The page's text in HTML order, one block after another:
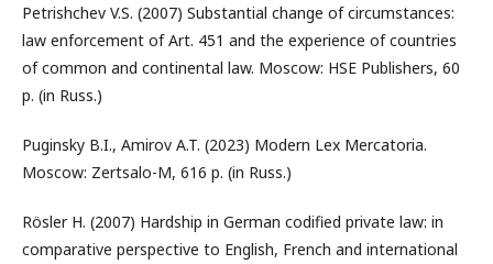
Petrishchev V.S. (2007) Substantial change of circumstances:
law enforcement of Art. 451 and the experience of countries
of common and continental law. Moscow: HSE Publishers, 60
p. (in Russ.)
Puginsky B.I., Amirov A.T. (2023) Modern Lex Mercatoria.
Moscow: Zertsalo-M, 616 p. (in Russ.)
Rösler H. (2007) Hardship in German codified private law: in
comparative perspective to English, French and international